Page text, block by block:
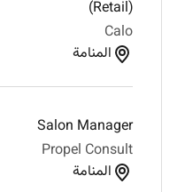
(Retail)
Calo
المنامة
Salon Manager
Propel Consult
المنامة